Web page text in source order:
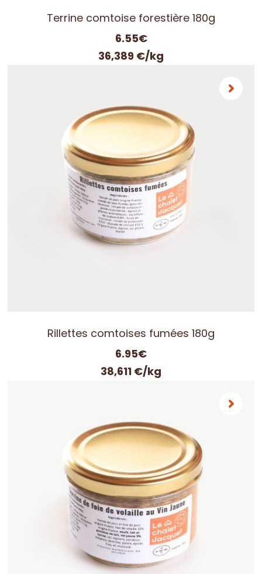
Terrine comtoise forestière 180g
6.55€
36,389 €/kg
Rillettes comtoises fumées 180g
6.95€
38,611 €/kg